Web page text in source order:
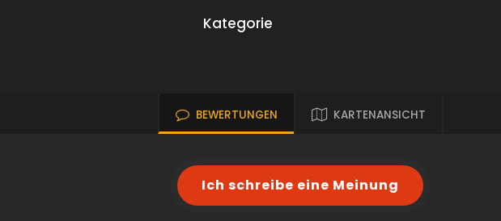
Kategorie
BEWERTUNGEN KARTENANSICHT
Ich schreibe eine Meinung